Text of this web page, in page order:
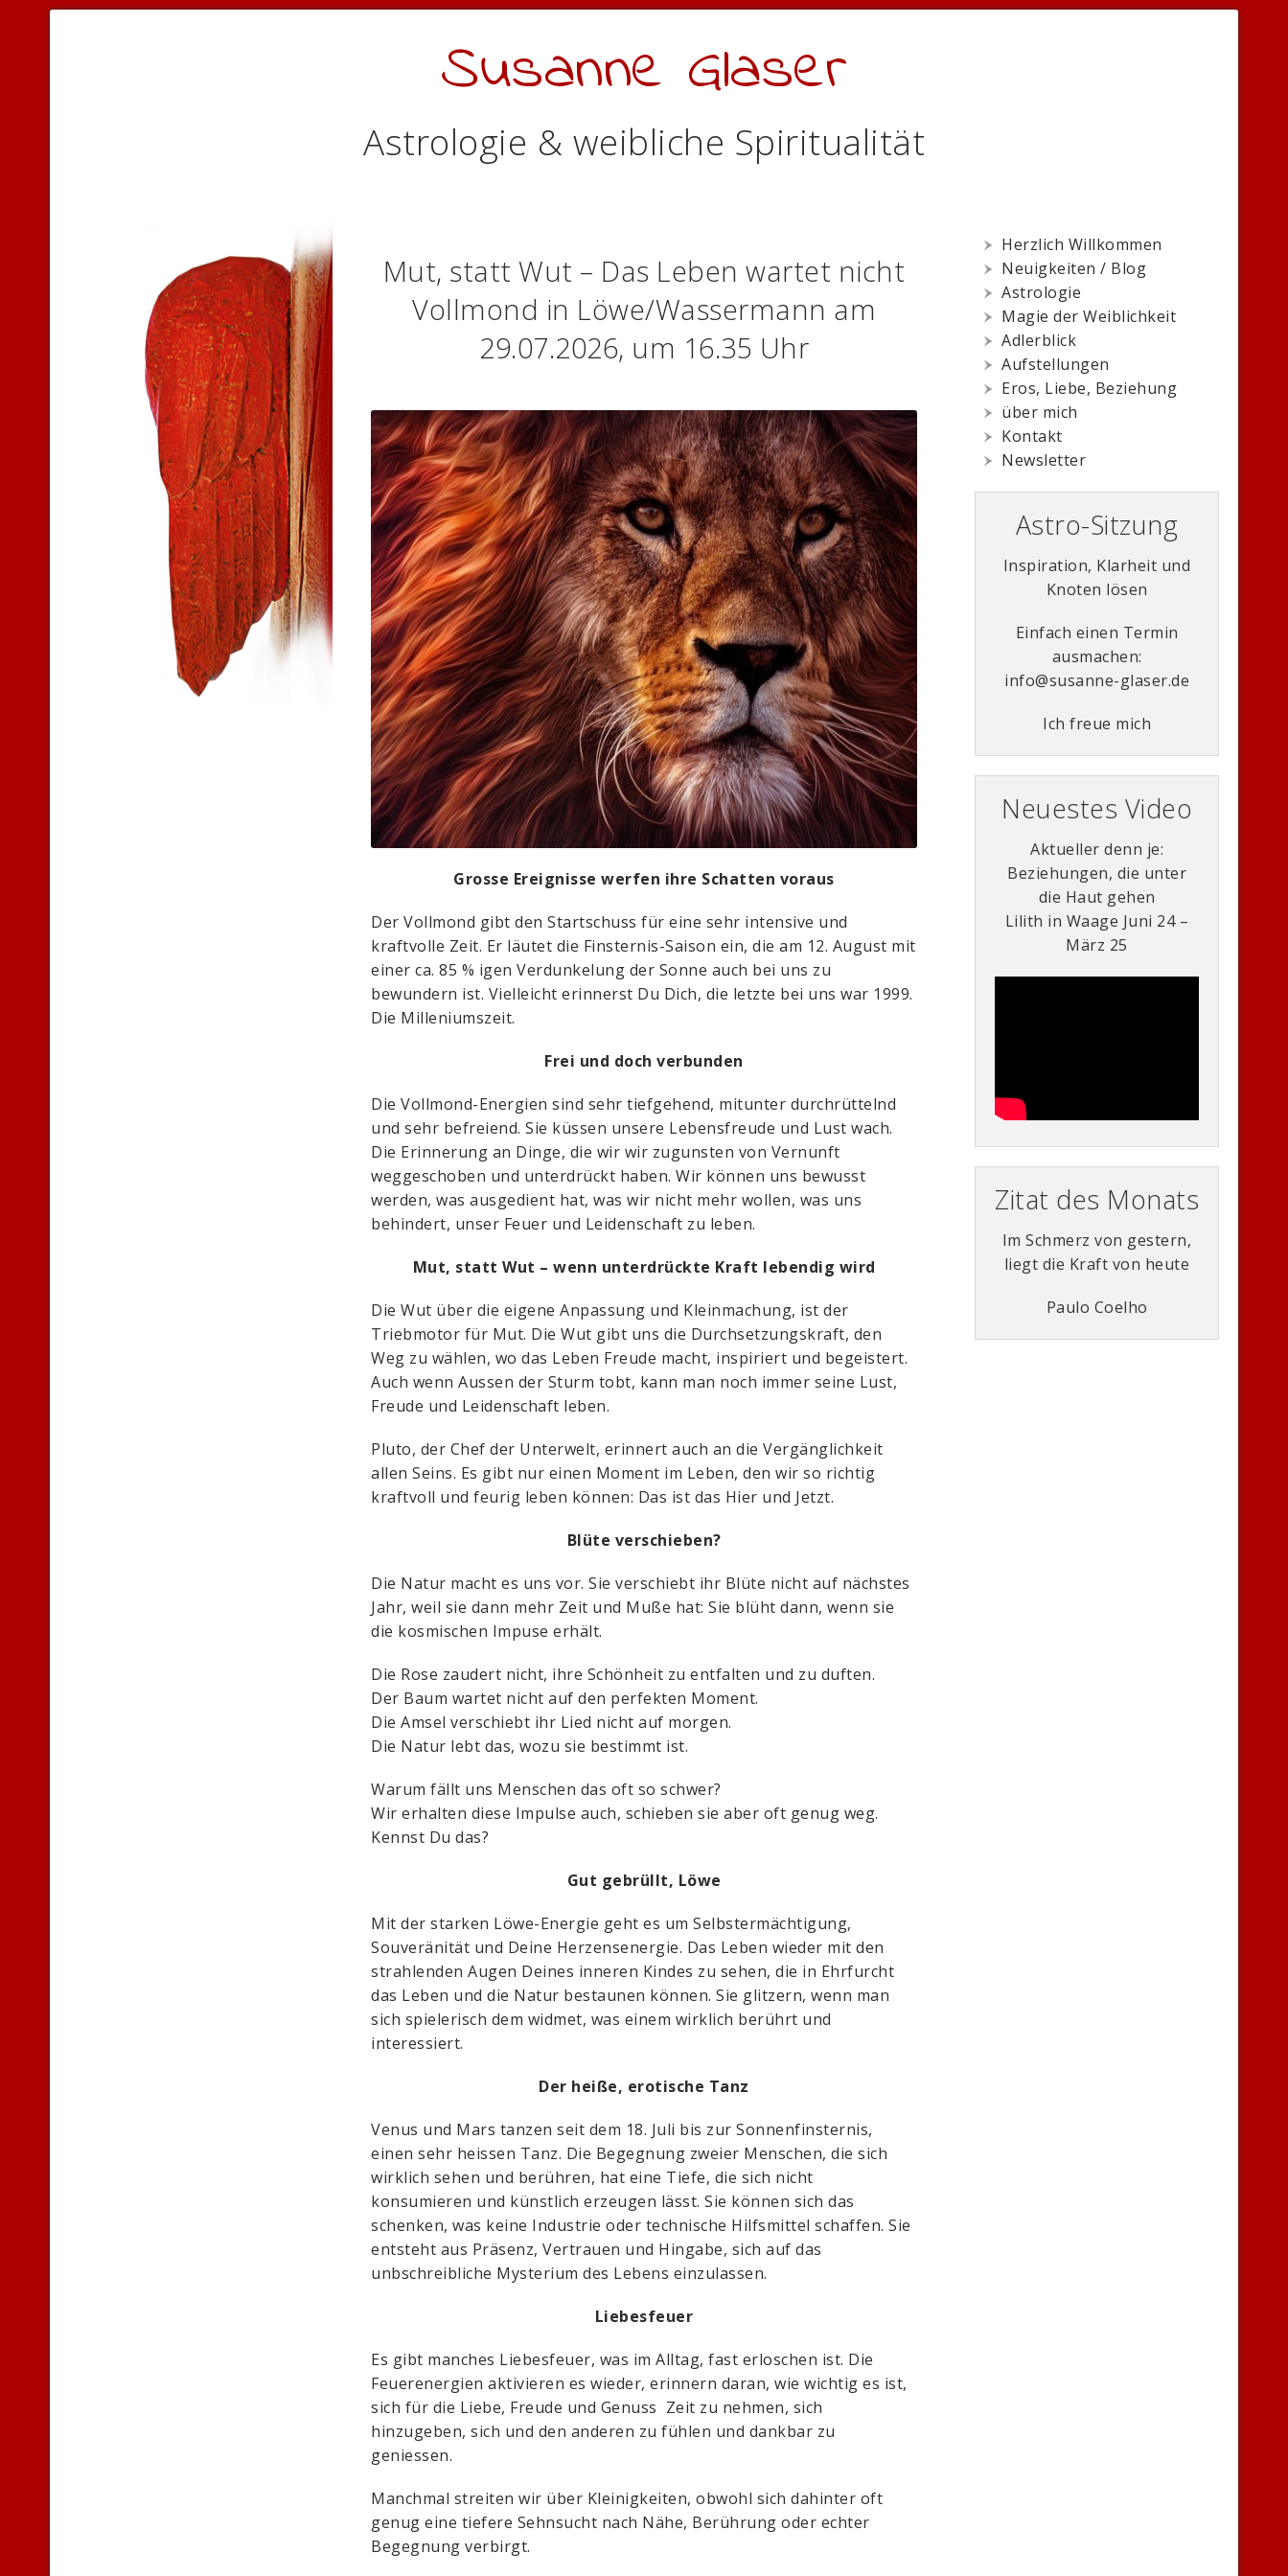
Susanne Glaser
Astrologie & weibliche Spiritualität
Mut, statt Wut – Das Leben wartet nicht
Vollmond in Löwe/Wassermann am
29.07.2026, um 16.35 Uhr
Grosse Ereignisse werfen ihre Schatten voraus
Der Vollmond gibt den Startschuss für eine sehr intensive und
kraftvolle Zeit. Er läutet die Finsternis-Saison ein, die am 12. August mit
einer ca. 85 % igen Verdunkelung der Sonne auch bei uns zu
bewundern ist. Vielleicht erinnerst Du Dich, die letzte bei uns war 1999.
Die Milleniumszeit.
Frei und doch verbunden
Die Vollmond-Energien sind sehr tiefgehend, mitunter durchrüttelnd
und sehr befreiend. Sie küssen unsere Lebensfreude und Lust wach.
Die Erinnerung an Dinge, die wir wir zugunsten von Vernunft
weggeschoben und unterdrückt haben. Wir können uns bewusst
werden, was ausgedient hat, was wir nicht mehr wollen, was uns
behindert, unser Feuer und Leidenschaft zu leben.
Mut, statt Wut – wenn unterdrückte Kraft lebendig wird
Die Wut über die eigene Anpassung und Kleinmachung, ist der
Triebmotor für Mut. Die Wut gibt uns die Durchsetzungskraft, den
Weg zu wählen, wo das Leben Freude macht, inspiriert und begeistert.
Auch wenn Aussen der Sturm tobt, kann man noch immer seine Lust,
Freude und Leidenschaft leben.
Pluto, der Chef der Unterwelt, erinnert auch an die Vergänglichkeit
allen Seins. Es gibt nur einen Moment im Leben, den wir so richtig
kraftvoll und feurig leben können: Das ist das Hier und Jetzt.
Blüte verschieben?
Die Natur macht es uns vor. Sie verschiebt ihr Blüte nicht auf nächstes
Jahr, weil sie dann mehr Zeit und Muße hat: Sie blüht dann, wenn sie
die kosmischen Impuse erhält.
Die Rose zaudert nicht, ihre Schönheit zu entfalten und zu duften.
Der Baum wartet nicht auf den perfekten Moment.
Die Amsel verschiebt ihr Lied nicht auf morgen.
Die Natur lebt das, wozu sie bestimmt ist.
Warum fällt uns Menschen das oft so schwer?
Wir erhalten diese Impulse auch, schieben sie aber oft genug weg.
Kennst Du das?
Gut gebrüllt, Löwe
Mit der starken Löwe-Energie geht es um Selbstermächtigung,
Souveränität und Deine Herzensenergie. Das Leben wieder mit den
strahlenden Augen Deines inneren Kindes zu sehen, die in Ehrfurcht
das Leben und die Natur bestaunen können. Sie glitzern, wenn man
sich spielerisch dem widmet, was einem wirklich berührt und
interessiert.
Der heiße, erotische Tanz
Venus und Mars tanzen seit dem 18. Juli bis zur Sonnenfinsternis,
einen sehr heissen Tanz. Die Begegnung zweier Menschen, die sich
wirklich sehen und berühren, hat eine Tiefe, die sich nicht
konsumieren und künstlich erzeugen lässt. Sie können sich das
schenken, was keine Industrie oder technische Hilfsmittel schaffen. Sie
entsteht aus Präsenz, Vertrauen und Hingabe, sich auf das
unbschreibliche Mysterium des Lebens einzulassen.
Liebesfeuer
Es gibt manches Liebesfeuer, was im Alltag, fast erloschen ist. Die
Feuerenergien aktivieren es wieder, erinnern daran, wie wichtig es ist,
sich für die Liebe, Freude und Genuss Zeit zu nehmen, sich
hinzugeben, sich und den anderen zu fühlen und dankbar zu
geniessen.
Manchmal streiten wir über Kleinigkeiten, obwohl sich dahinter oft
genug eine tiefere Sehnsucht nach Nähe, Berührung oder echter
Begegnung verbirgt.
Herzlich Willkommen
Neuigkeiten / Blog
Astrologie
Magie der Weiblichkeit
Adlerblick
Aufstellungen
Eros, Liebe, Beziehung
über mich
Kontakt
Newsletter
Astro-Sitzung
Inspiration, Klarheit und
Knoten lösen
Einfach einen Termin
ausmachen:
info@susanne-glaser.de
Ich freue mich
Neuestes Video
Aktueller denn je:
Beziehungen, die unter
die Haut gehen
Lilith in Waage Juni 24 –
März 25
Zitat des Monats
Im Schmerz von gestern,
liegt die Kraft von heute
Paulo Coelho